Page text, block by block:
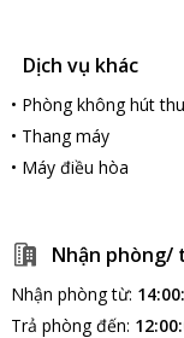
Dịch vụ khác
• Phòng không hút
• Thang máy
• Máy điều hòa
Nhận phòng/
Nhận phòng từ:
Trả phòng đến: